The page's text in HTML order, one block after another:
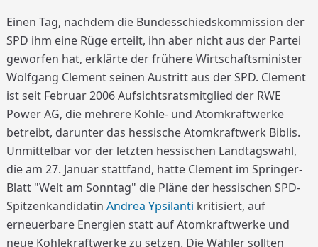
Einen Tag, nachdem die Bundesschiedskommission der
SPD ihm eine Rüge erteilt, ihn aber nicht aus der Partei
geworfen hat, erklärte der frühere Wirtschaftsminister
Wolfgang Clement seinen Austritt aus der SPD. Clement
ist seit Februar 2006 Aufsichtsratsmitglied der RWE
Power AG, die mehrere Kohle- und Atomkraftwerke
betreibt, darunter das hessische Atomkraftwerk Biblis.
Unmittelbar vor der letzten hessischen Landtagswahl,
die am 27. Januar stattfand, hatte Clement im Springer-
Blatt "Welt am Sonntag" die Pläne der hessischen SPD-
Spitzenkandidatin Andrea Ypsilanti kritisiert, auf
erneuerbare Energien statt auf Atomkraftwerke und
neue Kohlekraftwerke zu setzen. Die Wähler sollten